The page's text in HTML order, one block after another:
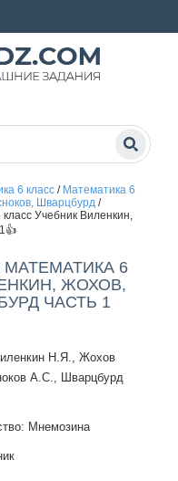
6 класс/ Математика 6
Шварцбурд/
Учебник Виленкин,
МАТЕМАТИКА 6
ЖОХОВ,
ЧАСТЬ 1
Н.Я., Жохов
А.С., Шварцбурд
Мнемозина